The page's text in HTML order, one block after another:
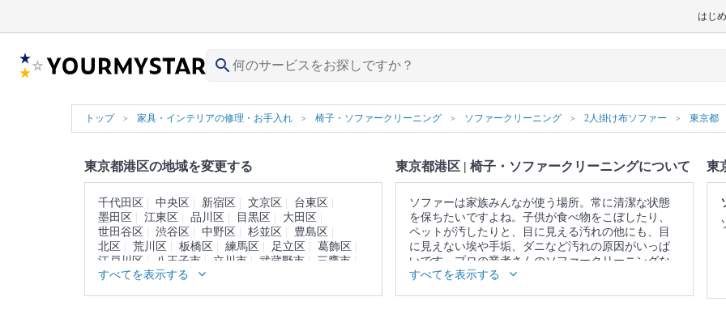
はじ
search
トップ 家具・インテリアの修理・お手入れ 椅子・ソファークリーニング ソファークリーニング 2人掛け布ソファー 東京都
東京都港区の地域を変更する
千代田区 中央区 新宿区 文京区
台東区
墨田区
江東区 品川区 目黒区
大田区
世田谷区
渋谷区 中野区 杉並区
豊島区
北区
荒川区 板橋区 練馬区 足立区
葛飾区
江戸川区
八王子市 立川市 武蔵野市
三鷹市
青梅市
府中市 昭島市
すべてを表示する
東京都港区 | 椅子・ソファークリーニングについて
ソファーは家族みんなが使う場所。常に清潔な状態
を保ちたいですよね。子供が食べ物をこぼしたり、
ペットが汚したりと、目に見える汚れの他にも、目
に見えない埃や手垢、ダニなど汚れの原因がいっぱ
いです。プロの業者さんのソファークリーニングな
ら、落ちないと思っていたシミや臭い、ダニや雑菌
すべてを表示する
東